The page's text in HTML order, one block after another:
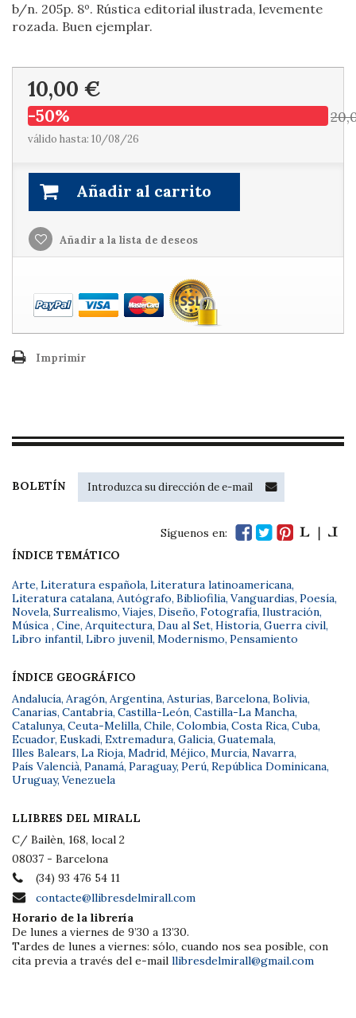
b/n. 205p. 8º. Rústica editorial ilustrada, levemente
rozada. Buen ejemplar.
10,00 €
-50%
válido hasta: 10/08/26
Añadir al carrito
Añadir a la lista de deseos
Imprimir
BOLETÍN
Síguenos en:
ÍNDICE TEMÁTICO
Arte, Literatura española, Literatura latinoamericana,
Literatura catalana, Autógrafo, Bibliofilia, Vanguardias, Poesía,
Novela, Surrealismo, Viajes, Diseño, Fotografía, Ilustración,
Música , Cine, Arquitectura, Dau al Set, Historia, Guerra civil,
Libro infantil, Libro juvenil, Modernismo, Pensamiento
ÍNDICE GEOGRÁFICO
Andalucía, Aragón, Argentina, Asturias, Barcelona, Bolivia,
Canarias, Cantabria, Castilla-León, Castilla-La Mancha,
Catalunya, Ceuta-Melilla, Chile, Colombia, Costa Rica, Cuba,
Ecuador, Euskadi, Extremadura, Galicia, Guatemala,
Illes Balears, La Rioja, Madrid, Méjico, Murcia, Navarra,
País Valencià, Panamá, Paraguay, Perú, República Dominicana,
Uruguay, Venezuela
LLIBRES DEL MIRALL
C/ Bailèn, 168, local 2
08037 - Barcelona
(34) 93 476 54 11
contacte@llibresdelmirall.com
Horario de la librería
De lunes a viernes de 9’30 a 13’30.
Tardes de lunes a viernes: sólo, cuando nos sea posible, con
cita previa a través del e-mail llibresdelmirall@gmail.com